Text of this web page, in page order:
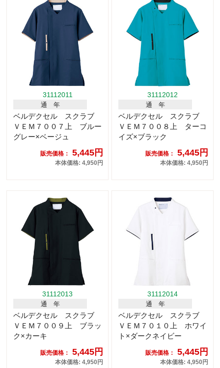
31112011
通 年
ベルデクセル スクラブ
ＶＥＭ７００７上 ブルー
グレー×ベージュ
販売価格： 5,445円
本体価格: 4,950円
31112012
通 年
ベルデクセル スクラブ
ＶＥＭ７００８上 ターコ
イズ×ブラック
販売価格： 5,445円
本体価格: 4,950円
31112013
通 年
ベルデクセル スクラブ
ＶＥＭ７００９上 ブラッ
ク×カーキ
販売価格： 5,445円
本体価格: 4,950円
31112014
通 年
ベルデクセル スクラブ
ＶＥＭ７０１０上 ホワイ
ト×ダークネイビー
販売価格： 5,445円
本体価格: 4,950円